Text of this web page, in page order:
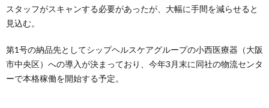
スタッフがスキャンする必要があったが、大幅に手間を減らせると
見込む。
第1号の納品先としてシップヘルスケアグループの小西医療器（大阪
市中央区）への導入が決まっており、今年3月末に同社の物流センタ
ーで本格稼働を開始する予定。